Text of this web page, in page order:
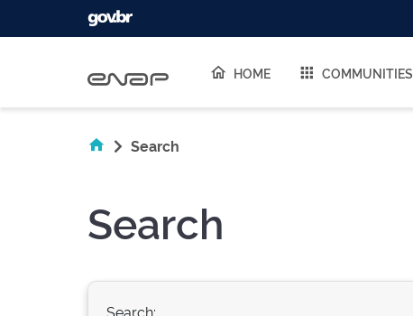
HOME COMMUNITIES
Search
Search
Search: